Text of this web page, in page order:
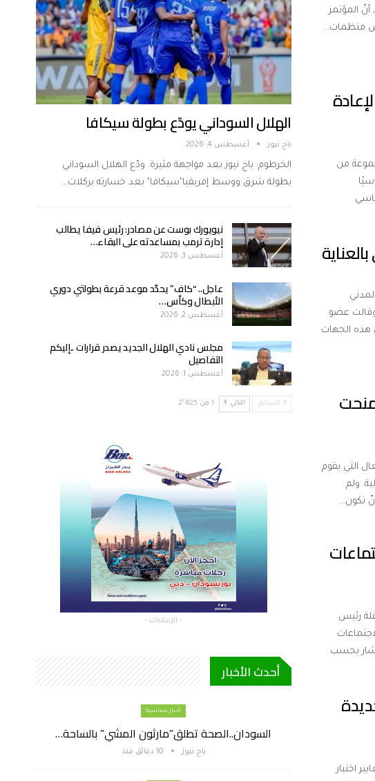
المؤتمر
منظمات…
من
وقالت عضو
هذه الجهات
التي يقوم
ولم
تكون…
رئيس
بحسب
اختيار
الهلال السوداني يودّع بطولة سيكافا
باج نيوز أغسطس 4, 2026
الخرطوم: باج نيوز بعد مواجهة مثيرة. ودّع الهلال السوداني
بطولة شرق ووسط إفريقيا"سيكافا" بعد خسارته بركلات…
نيويورك بوست عن مصادر: رئيس فيفا يطالب
إدارة ترمب بمساعدته على البقاء…
أغسطس 3, 2026
عاجل.. “كاف” يحدّد موعد قرعة بطولتي دوري
الأبطال وكأس…
أغسطس 2, 2026
مجلس نادي الهلال الجديد يصدر قرارات ..إليكم
التفاصيل
أغسطس 1, 2026
السابق التالي 1 من 2٬825
- الإعلانات -
أحدث الأخبار
أخبار سياسية
السودان..الصحة تطلق”مارثون المشي” بالساحة…
باج نيوز 10 دقائق منذ